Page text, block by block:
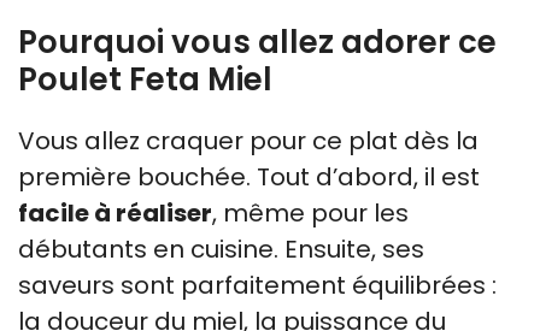
Pourquoi vous allez adorer ce
Poulet Feta Miel
Vous allez craquer pour ce plat dès la
première bouchée. Tout d’abord, il est
facile à réaliser, même pour les
débutants en cuisine. Ensuite, ses
saveurs sont parfaitement équilibrées :
la douceur du miel, la puissance du